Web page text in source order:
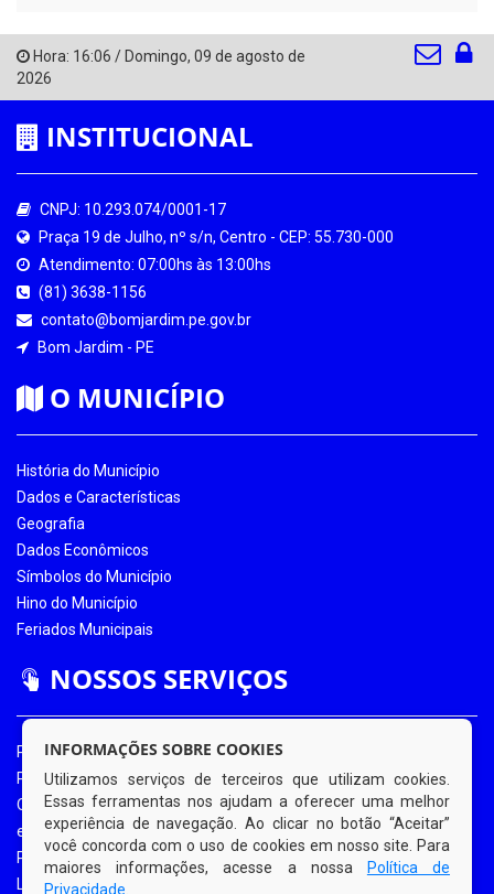
Hora: 16:06 / Domingo, 09 de agosto de
2026
INSTITUCIONAL
CNPJ: 10.293.074/0001-17
Praça 19 de Julho, nº s/n, Centro - CEP: 55.730-000
Atendimento: 07:00hs às 13:00hs
(81) 3638-1156
contato@bomjardim.pe.gov.br
Bom Jardim - PE
O MUNICÍPIO
História do Município
Dados e Características
Geografia
Dados Econômicos
Símbolos do Município
Hino do Município
Feriados Municipais
NOSSOS SERVIÇOS
Portal da Transparência
Portal da Transparência COVID-19
Ouvidoria Eletrônica
e-SIC
Processos de Licitação
Licitações em Andamento
INFORMAÇÕES SOBRE COOKIES
Utilizamos serviços de terceiros que utilizam cookies.
Essas ferramentas nos ajudam a oferecer uma melhor
experiência de navegação. Ao clicar no botão “Aceitar”
você concorda com o uso de cookies em nosso site. Para
maiores informações, acesse a nossa
Política de
Privacidade